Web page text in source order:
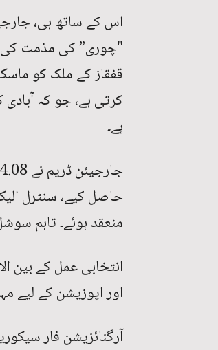
اس کے ساتھ ہی،
"چوری” کی مذمت کی
قفقاز کے ملک کو
کرتی ہے، جو کہ
ہے۔
حاصل کیے، سنٹرل
منعقد ہوئے۔ تاہم
انتخابی عمل کے بین
اور اپوزیشن کے لیے